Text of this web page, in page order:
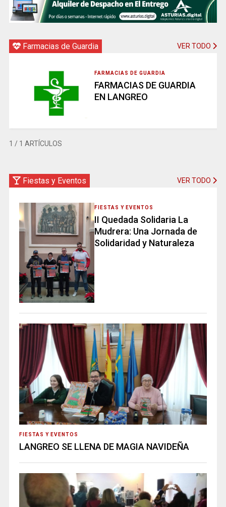
Farmacias de Guardia VER TODO
FARMACIAS DE GUARDIA
FARMACIAS DE GUARDIA
EN LANGREO
1 / 1 ARTÍCULOS
Fiestas y Eventos VER TODO
FIESTAS Y EVENTOS
II Quedada Solidaria La
Mudrera: Una Jornada de
Solidaridad y Naturaleza
FIESTAS Y EVENTOS
LANGREO SE LLENA DE MAGIA NAVIDEÑA